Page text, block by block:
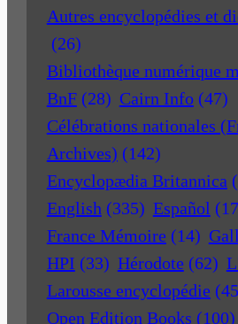
Autres encyclopédies et
(26)
Bibliothèque numérique
BnF (28) Cairn Info (47)
Célébrations nationales
Archives) (142)
Encyclopædia Britannica
English (335) Español
France Mémoire (14)
HPI (33) Hérodote (62)
Larousse encyclopédie
Open Edition Books (100)